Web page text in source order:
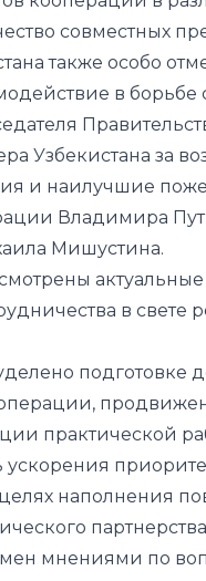
Узбекистана за
и наилучшие
Владимира
Мишустина.
в свете
подготовке
практической
наполнения
мнениями по
экономическим
СНГ.